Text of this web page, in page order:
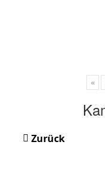
«
Zurück